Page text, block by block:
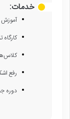
خدمات:
آموزش
رفع
دوره